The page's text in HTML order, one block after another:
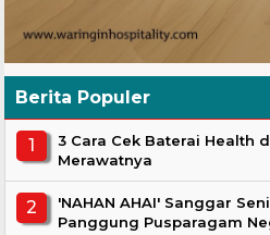
Berita Populer
3 Cara Cek Baterai Health
Merawatnya
'NAHAN AHAI' Sanggar
Panggung Pusparagam